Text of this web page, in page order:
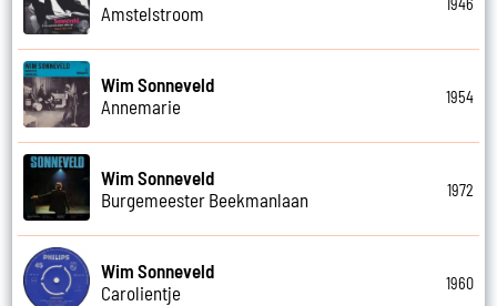
Amstelstroom
1946
Wim Sonneveld
Annemarie
1954
Wim Sonneveld
Burgemeester Beekmanlaan
1972
Wim Sonneveld
Carolientje
1960